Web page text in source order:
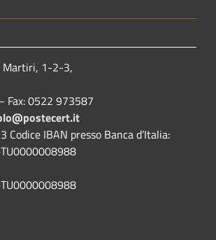
Martiri, 1-2-3,
Fax: 0522 973587
Codice IBAN presso Banca d’Italia: